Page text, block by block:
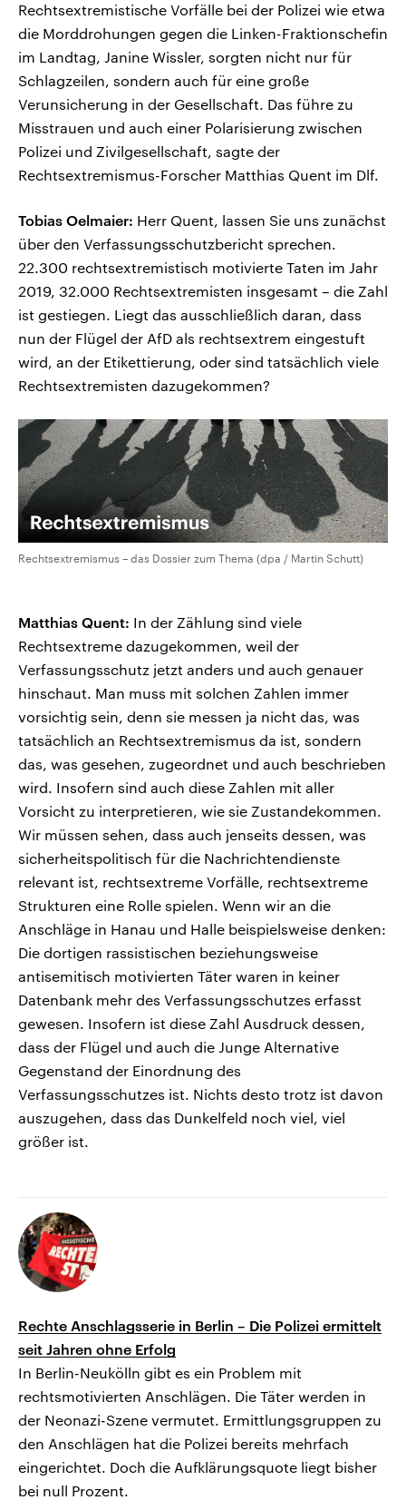
Rechtsextremistische Vorfälle bei der Polizei wie etwa
die Morddrohungen gegen die Linken-Fraktionschefin
im Landtag, Janine Wissler, sorgten nicht nur für
Schlagzeilen, sondern auch für eine große
Verunsicherung in der Gesellschaft. Das führe zu
Misstrauen und auch einer Polarisierung zwischen
Polizei und Zivilgesellschaft, sagte der
Rechtsextremismus-Forscher Matthias Quent im Dlf.
Tobias Oelmaier: Herr Quent, lassen Sie uns zunächst
über den Verfassungsschutzbericht sprechen.
22.300 rechtsextremistisch motivierte Taten im Jahr
2019, 32.000 Rechtsextremisten insgesamt – die Zahl
ist gestiegen. Liegt das ausschließlich daran, dass
nun der Flügel der AfD als rechtsextrem eingestuft
wird, an der Etikettierung, oder sind tatsächlich viele
Rechtsextremisten dazugekommen?
Rechtsextremismus – das Dossier zum Thema (dpa / Martin Schutt)
Matthias Quent: In der Zählung sind viele
Rechtsextreme dazugekommen, weil der
Verfassungsschutz jetzt anders und auch genauer
hinschaut. Man muss mit solchen Zahlen immer
vorsichtig sein, denn sie messen ja nicht das, was
tatsächlich an Rechtsextremismus da ist, sondern
das, was gesehen, zugeordnet und auch beschrieben
wird. Insofern sind auch diese Zahlen mit aller
Vorsicht zu interpretieren, wie sie Zustandekommen.
Wir müssen sehen, dass auch jenseits dessen, was
sicherheitspolitisch für die Nachrichtendienste
relevant ist, rechtsextreme Vorfälle, rechtsextreme
Strukturen eine Rolle spielen. Wenn wir an die
Anschläge in Hanau und Halle beispielsweise denken:
Die dortigen rassistischen beziehungsweise
antisemitisch motivierten Täter waren in keiner
Datenbank mehr des Verfassungsschutzes erfasst
gewesen. Insofern ist diese Zahl Ausdruck dessen,
dass der Flügel und auch die Junge Alternative
Gegenstand der Einordnung des
Verfassungsschutzes ist. Nichts desto trotz ist davon
auszugehen, dass das Dunkelfeld noch viel, viel
größer ist.
Rechte Anschlagsserie in Berlin – Die Polizei ermittelt
seit Jahren ohne Erfolg
In Berlin-Neukölln gibt es ein Problem mit
rechtsmotivierten Anschlägen. Die Täter werden in
der Neonazi-Szene vermutet. Ermittlungsgruppen zu
den Anschlägen hat die Polizei bereits mehrfach
eingerichtet. Doch die Aufklärungsquote liegt bisher
bei null Prozent.